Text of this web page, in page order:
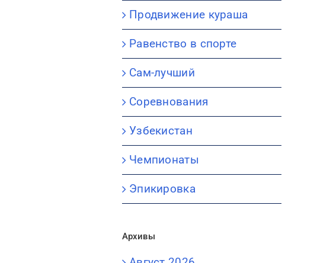
Продвижение кураша
Равенство в спорте
Сам-лучший
Соревнования
Узбекистан
Чемпионаты
Эпикировка
Архивы